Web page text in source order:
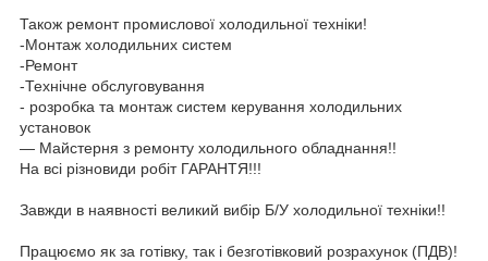
Також ремонт промислової холодильної техніки!
-Монтаж холодильних систем
-Ремонт
-Технічне обслуговування
- розробка та монтаж систем керування холодильних
установок
— Майстерня з ремонту холодильного обладнання!!
На всі різновиди робіт ГАРАНТЯ!!!
Завжди в наявності великий вибір Б/У холодильної техніки!!
Працюємо як за готівку, так і безготівковий розрахунок (ПДВ)!